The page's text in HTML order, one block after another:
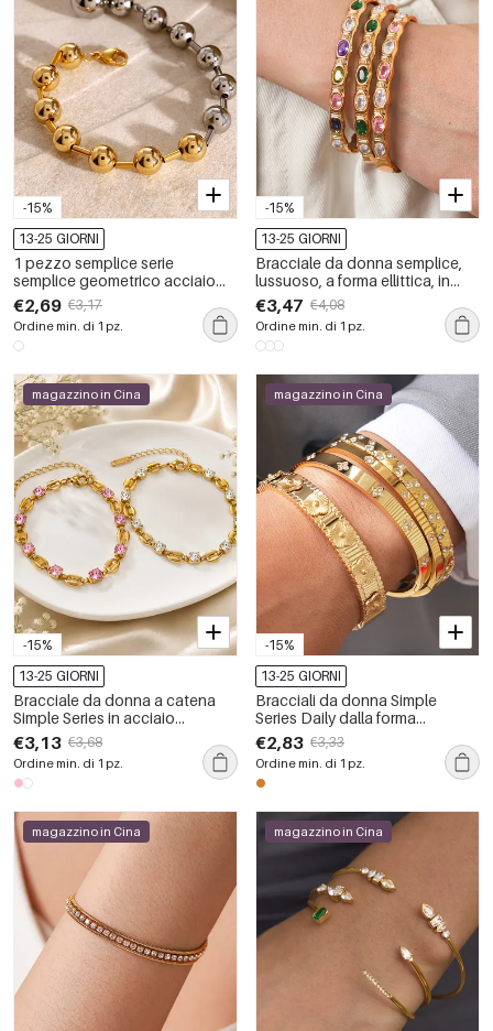
-15%
13-25 GIORNI
1 pezzo semplice serie
semplice geometrico acciaio
inossidabile placcato oro 18K
donne braccialetti di perline
€2,69 €3,17
Ordine min. di 1 pz.
-15%
13-25 GIORNI
Bracciale da donna semplice,
lussuoso, a forma ellittica, in
acciaio inossidabile color oro
impermeabile con zirconi, ideale
per tutti i giorni.
€3,47 €4,08
Ordine min. di 1 pz.
-15%
magazzino in Cina
13-25 GIORNI
Bracciale da donna a catena
Simple Series in acciaio
inossidabile impermeabile color
oro con zirconi
€3,13 €3,68
Ordine min. di 1 pz.
-15%
magazzino in Cina
13-25 GIORNI
Bracciali da donna Simple
Series Daily dalla forma
irregolare, in acciaio
inossidabile, impermeabili e
color oro.
€2,83 €3,33
Ordine min. di 1 pz.
magazzino in Cina magazzino in Cina